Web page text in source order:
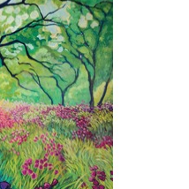
Yiscah Smith